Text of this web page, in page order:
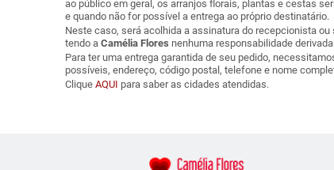
ao público em geral, os arranjos florais, plantas e cestas
e quando não for possível a entrega ao próprio destinatário.
Neste caso, será acolhida a assinatura do recepcionista
tendo a Camélia Flores nenhuma responsabilidade
Para ter uma entrega garantida de seu pedido,
possíveis, endereço, código postal, telefone e nome
Clique AQUI para saber as cidades atendidas.